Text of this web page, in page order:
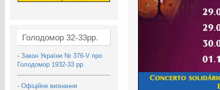
Голодомор 32-33рр.
- Закон України № 376-V про
Голодомор 1932-33 рр.
- Офіційне визнання